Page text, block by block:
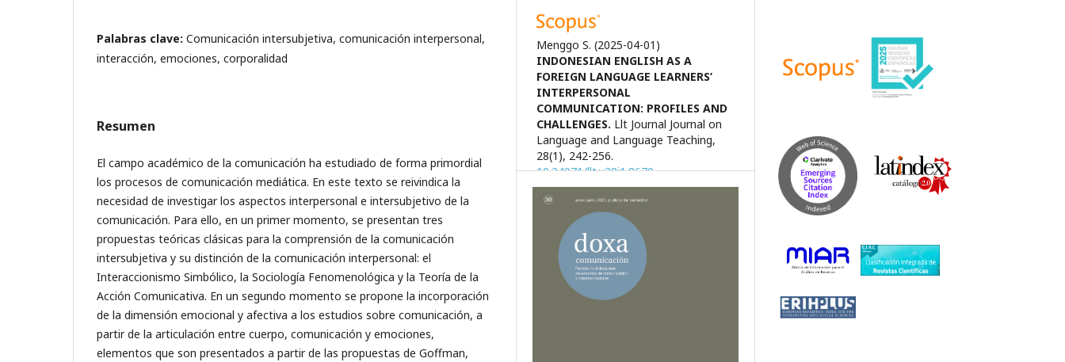
Palabras clave: Comunicación intersubjetiva, comunicación interpersonal,
interacción, emociones, corporalidad
Resumen
El campo académico de la comunicación ha estudiado de forma primordial
los procesos de comunicación mediática. En este texto se reivindica la
necesidad de investigar los aspectos interpersonal e intersubjetivo de la
comunicación. Para ello, en un primer momento, se presentan tres
propuestas teóricas clásicas para la comprensión de la comunicación
intersubjetiva y su distinción de la comunicación interpersonal: el
Interaccionismo Simbólico, la Sociología Fenomenológica y la Teoría de la
Acción Comunicativa. En un segundo momento se propone la incorporación
de la dimensión emocional y afectiva a los estudios sobre comunicación, a
partir de la articulación entre cuerpo, comunicación y emociones,
elementos que son presentados a partir de las propuestas de Goffman,
Menggo S. (2025-04-01)
INDONESIAN ENGLISH AS A
FOREIGN LANGUAGE LEARNERS’
INTERPERSONAL
COMMUNICATION: PROFILES AND
CHALLENGES. Llt Journal Journal on
Language and Language Teaching,
28(1), 242-256.
10.24071/llt.v28i1.8670